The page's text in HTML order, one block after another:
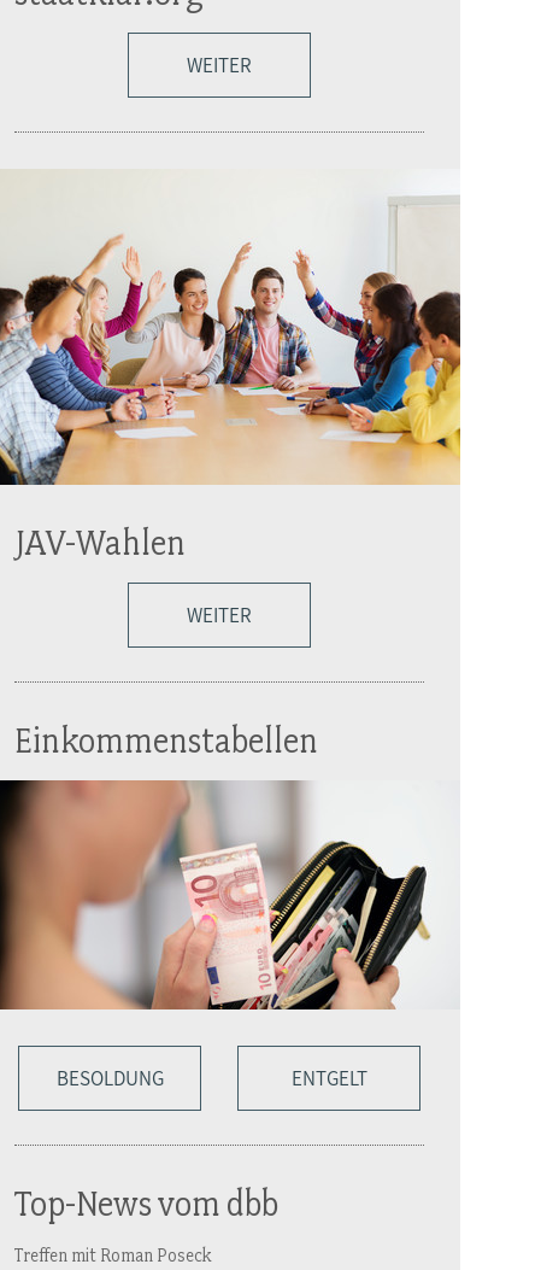
WEITER
JAV-Wahlen
WEITER
Einkommenstabellen
BESOLDUNG ENTGELT
Top-News vom dbb
Treffen mit Roman Poseck